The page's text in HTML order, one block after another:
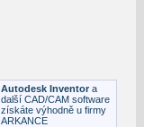
Autodesk Inventor a
další CAD/CAM software
získáte výhodně u firmy
ARKANCE